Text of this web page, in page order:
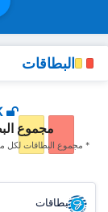
البطاقات
UNLOCK
مجموع
* مجموع البطاقات ‏لكل
البطاقات